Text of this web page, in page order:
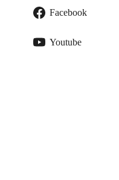
Facebook
Youtube